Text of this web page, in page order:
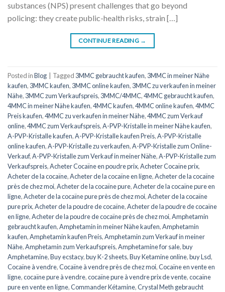
substances (NPS) present challenges that go beyond
policing: they create public-health risks, strain […]
CONTINUE READING →
Posted inBlog Tagged 3MMC gebraucht kaufen, 3MMC in meiner Nähe
kaufen, 3MMC kaufen, 3MMC online kaufen, 3MMC zu verkaufen in meiner
Nähe, 3MMC zum Verkaufspreis, 3MMC/4MMC,4MMC gebraucht kaufen,
4MMC in meiner Nähe kaufen,4MMC kaufen,4MMC online kaufen,4MMC
Preis kaufen,4MMC zu verkaufen in meiner Nähe,4MMC zum Verkauf
online,4MMC zum Verkaufspreis,A-PVP-Kristalle in meiner Nähe kaufen,
A-PVP-Kristalle kaufen,A-PVP-Kristalle kaufen Preis,A-PVP-Kristalle
online kaufen,A-PVP-Kristalle zu verkaufen,A-PVP-Kristalle zum Online-
Verkauf,A-PVP-Kristalle zum Verkauf in meiner Nähe,A-PVP-Kristalle zum
Verkaufspreis,Acheter Cocaïne en poudre prix,Acheter Cocaïne prix,
Acheter de la cocaïne,Acheter de la cocaïne en ligne,Acheter de la cocaïne
près de chez moi,Acheter de la cocaïne pure,Acheter de la cocaïne pure en
ligne,Acheter de la cocaïne pure près de chez moi,Acheter de la cocaïne
pure prix,Acheter de la poudre de cocaïne,Acheter de la poudre de cocaïne
en ligne,Acheter de la poudre de cocaïne près de chez moi,Amphetamin
gebraucht kaufen,Amphetamin in meiner Nähe kaufen,Amphetamin
kaufen,Amphetamin kaufen Preis,Amphetamin zum Verkauf in meiner
Nähe,Amphetamin zum Verkaufspreis,Amphetamine for sale,buy
Amphetamine,Buy ecstacy,buy K-2 sheets,Buy Ketamine online,buy Lsd,
Cocaïne à vendre,Cocaïne à vendre près de chez moi,Cocaïne en vente en
ligne,cocaïne pure à vendre,cocaïne pure à vendre prix de vente,cocaïne
pure en vente en ligne,Commander Kétamine,Crystal Meth gebraucht